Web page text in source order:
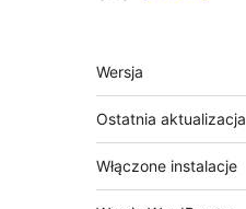
Meta
Wersja
Ostatnia aktualizacja
Włączone instalacje